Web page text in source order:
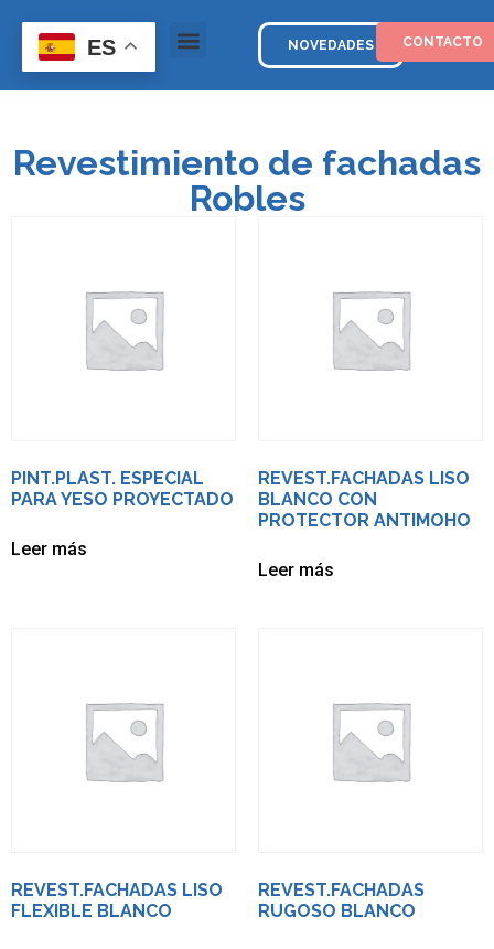
NOVEDADES CONTACTO
Revestimiento de fachadas
Robles
PINT.PLAST. ESPECIAL
PARA YESO PROYECTADO
Leer más
REVEST.FACHADAS LISO
BLANCO CON
PROTECTOR ANTIMOHO
Leer más
REVEST.FACHADAS LISO
FLEXIBLE BLANCO
REVEST.FACHADAS
RUGOSO BLANCO
ES